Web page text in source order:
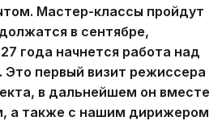
Мастер-классы пройдут
в сентябре,
года начнется работа над
Это первый визит режиссера
в дальнейшем он вместе
а также с нашим дирижером